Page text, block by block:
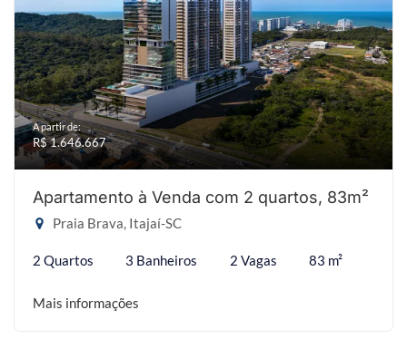
A partir de:
R$ 1.646.667
Apartamento à Venda com 2 quartos, 83m²
Praia Brava, Itajaí-SC
2 Quartos 3 Banheiros 2 Vagas 83 m²
Mais informações